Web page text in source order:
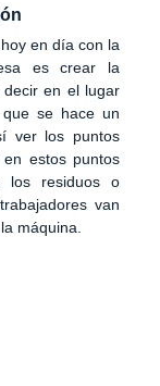
en día con la
es crear la
en el lugar
se hace un
ver los puntos
estos puntos
los residuos o
van
máquina.